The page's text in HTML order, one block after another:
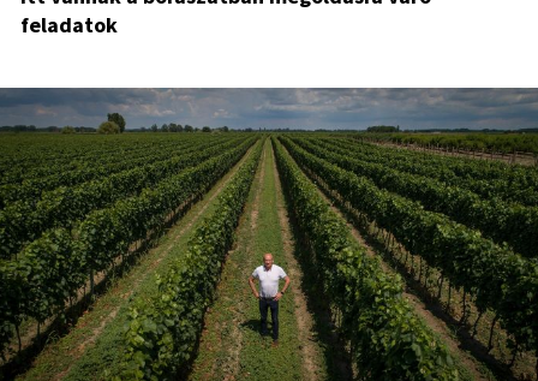
feladatok